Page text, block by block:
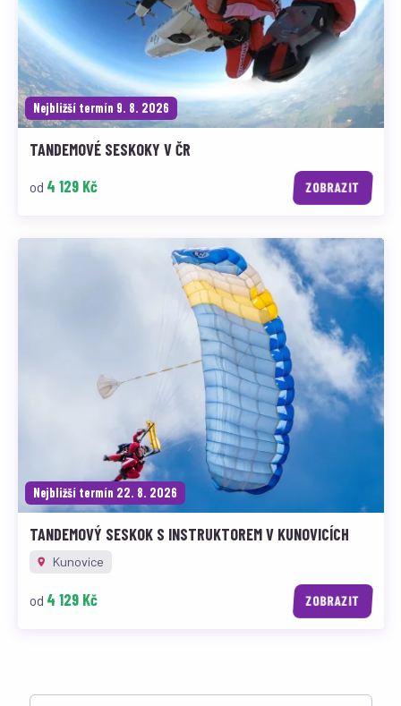
Nejbližší termín 9. 8. 2026
TANDEMOVÉ SESKOKY V ČR
od 4 129 Kč ZOBRAZIT
Nejbližší termín 22. 8. 2026
TANDEMOVÝ SESKOK S INSTRUKTOREM V KUNOVICÍCH
Kunovice
od 4 129 Kč ZOBRAZIT